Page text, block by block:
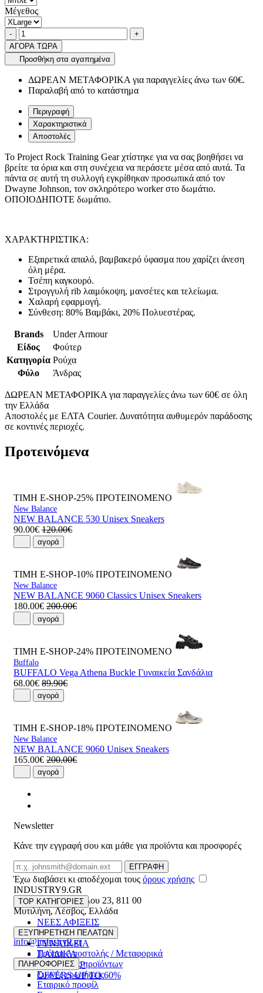
Μέγεθος
Ποσότητα
-product.increase.quantity +
ΑΓΟΡΑ ΤΩΡΑ
Προσθήκη στα αγαπημένα
ΔΩΡΕΑΝ ΜΕΤΑΦΟΡΙΚΑ για παραγγελίες άνω των 60€.
Παραλαβή από το κατάστημα
Περιγραφή
Χαρακτηριστικά
Αποστολές
Το Project Rock Training Gear χτίστηκε για να σας βοηθήσει να
βρείτε τα όρια και στη συνέχεια να περάσετε μέσα από αυτά. Τα
πάντα σε αυτή τη συλλογή εγκρίθηκαν προσωπικά από τον
Dwayne Johnson, τον σκληρότερο worker στο δωμάτιο.
ΟΠΟΙΟΔΗΠΟΤΕ δωμάτιο.
ΧΑΡΑΚΤΗΡΙΣΤΙΚΑ:
Εξαιρετικά απαλό, βαμβακερό ύφασμα που χαρίζει άνεση
όλη μέρα.
Τσέπη καγκουρό.
Στρογγυλή rib λαιμόκοψη, μανσέτες και τελείωμα.
Χαλαρή εφαρμογή.
Σύνθεση: 80% Βαμβάκι, 20% Πολυεστέρας.
Brands
Under Armour
Είδος
Φούτερ
Κατηγορία Ρούχα
Φύλο
Άνδρας
ΔΩΡΕΑΝ ΜΕΤΑΦΟΡΙΚΑ για παραγγελίες άνω των 60€ σε όλη
την Ελλάδα
Αποστολές με ΕΛΤΑ Courier. Δυνατότητα αυθυμερόν παράδοσης
σε κοντινές περιοχές.
Προτεινόμενα
ΤΙΜΗ E-SHOP-25% ΠΡΟΤΕΙΝΟΜΕΝΟ
New Balance
NEW BALANCE 530 Unisex Sneakers
90.00€ 120.00€
αγορά
ΤΙΜΗ E-SHOP-10% ΠΡΟΤΕΙΝΟΜΕΝΟ
New Balance
NEW BALANCE 9060 Classics Unisex Sneakers
180.00€ 200.00€
αγορά
ΤΙΜΗ E-SHOP-24% ΠΡΟΤΕΙΝΟΜΕΝΟ
Buffalo
BUFFALO Vega Athena Buckle Γυναικεία Σανδάλια
68.00€ 89.90€
αγορά
ΤΙΜΗ E-SHOP-18% ΠΡΟΤΕΙΝΟΜΕΝΟ
New Balance
NEW BALANCE 9060 Unisex Sneakers
165.00€ 200.00€
αγορά
Newsletter
Κάνε την εγγραφή σου και μάθε για προϊόντα και προσφορές
Email
ΕΓΓΡΑΦΗ
Έχω διαβάσει κι αποδέχομαι τους όρους χρήσης
INDUSTRY9.GR
Ελευθέριου Βενιζέλου 23, 811 00
Μυτιλήνη,Λέσβος,Ελλάδα
22510 55629
info@industry9.gr
TOP ΚΑΤΗΓΟΡΙΕΣ
ΝΕΕΣ ΑΦΙΞΕΙΣ
ΑΝΔΡΙΚΑ
ΓΥΝΑΙΚΕΙΑ
ΠΑΙΔΙΚΑ
ΑΞΕΣΟΥΑΡ
OFFERS UP TO 60%
ΕΞΥΠΗΡΕΤΗΣΗ ΠΕΛΑΤΩΝ
Τρόποι Αποστολής / Μεταφορικά
Επιστροφές προϊόντων
Συχνές ερωτήσεις
ΠΛΗΡΟΦΟΡΙΕΣ
Εταιρικό προφίλ